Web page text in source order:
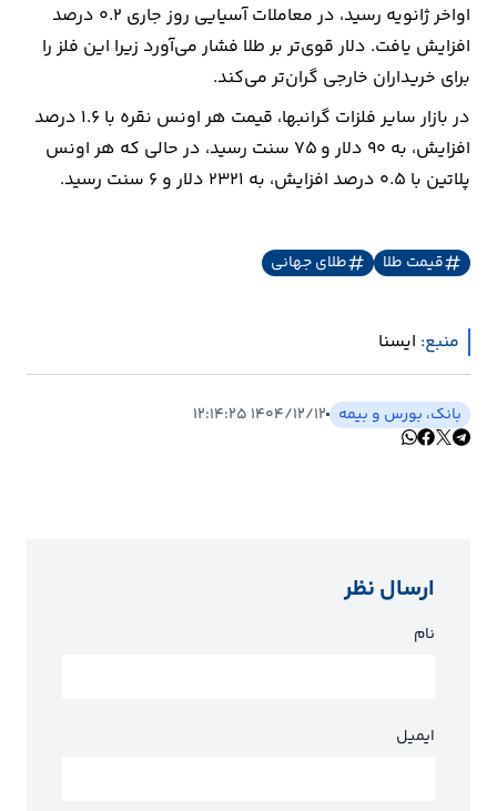
اواخر ژانویه رسید، در معاملات آسیایی روز جاری ۰.۲ درصد
افزایش یافت. دلار قوی‌تر بر طلا فشار می‌آورد زیرا این فلز را
برای خریداران خارجی گران‌تر می‌کند.
در بازار سایر فلزات گرانبها، قیمت هر اونس نقره با ۱.۶ درصد
افزایش، به ۹۰ دلار و ۷۵ سنت رسید، در حالی که هر اونس
پلاتین با ۰.۵ درصد افزایش، به ۲۳۲۱ دلار و ۶ سنت رسید.
قیمت طلا طلای جهانی
منبع: ايسنا
بانک، بورس و بیمه ۱۴۰۴/۱۲/۱۲ ۱۲:۱۴:۲۵
ارسال نظر
نام
ایمیل